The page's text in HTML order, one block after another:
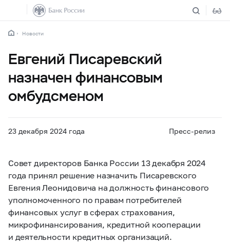
Новости
Евгений Писаревский
назначен финансовым
омбудсменом
23 декабря 2024 года Пресс-релиз
Совет директоров Банка России 13 декабря 2024
года принял решение назначить Писаревского
Евгения Леонидовича на должность финансового
уполномоченного по правам потребителей
финансовых услуг в сферах страхования,
микрофинансирования, кредитной кооперации
и деятельности кредитных организаций.